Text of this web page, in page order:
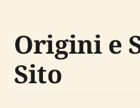
Origini e
Sito